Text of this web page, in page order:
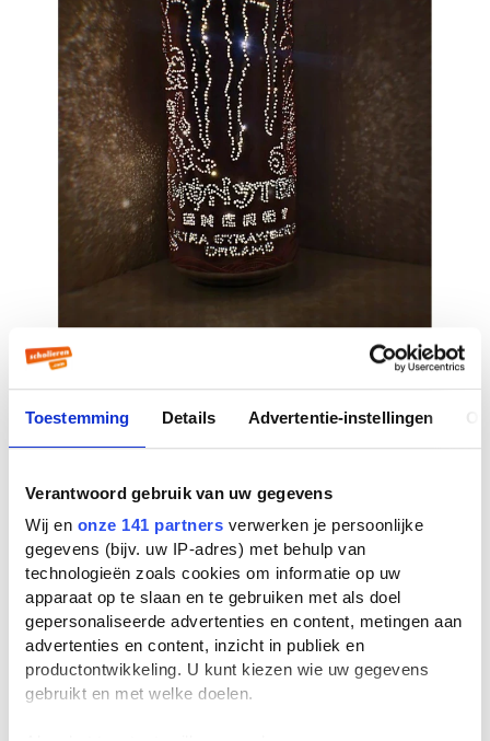
Toestemming Details Advertentie-instellingen
Verantwoord gebruik van uw gegevens
Wij en onze 141 partners verwerken je persoonlijke
gegevens (bijv. uw IP-adres) met behulp van
technologieën zoals cookies om informatie op uw
apparaat op te slaan en te gebruiken met als doel
gepersonaliseerde advertenties en content, metingen aan
advertenties en content, inzicht in publiek en
productontwikkeling. U kunt kiezen wie uw gegevens
gebruikt en met welke doelen.